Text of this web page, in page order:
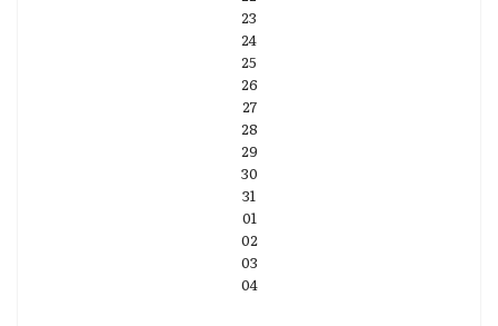
23
24
25
26
27
28
29
30
31
01
02
03
04